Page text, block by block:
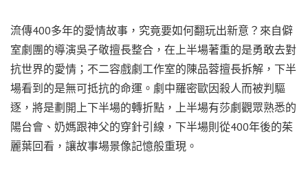
流傳400多年的愛情故事，究竟要如何翻玩出新意？來自僻
室劇團的導演吳子敬擅長整合，在上半場著重的是勇敢去對
抗世界的愛情；不二容戲劇工作室的陳品蓉擅長拆解，下半
場看到的是無可抵抗的命運。劇中羅密歐因殺人而被判驅
逐，將是劃開上下半場的轉折點，上半場有莎劇觀眾熟悉的
陽台會、奶媽跟神父的穿針引線，下半場則從400年後的茱
麗葉回看，讓故事場景像記憶般重現。